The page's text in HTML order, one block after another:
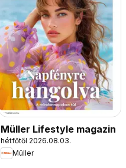
Müller Lifestyle magazin
hétfőtől 2026.08.03.
Müller